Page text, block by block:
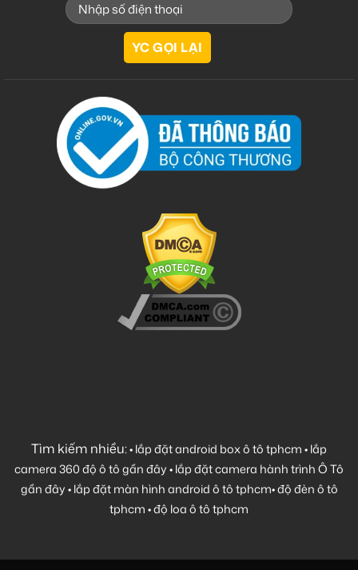
Tìm kiếm nhiều:•lắp đặt android box ô tô tphcm•lắp
camera 360 độ ô tô gần đây•lắp đặt camera hành trình Ô Tô
gần đây•lắp đặt màn hình android ô tô tphcm•độ đèn ô tô
tphcm•độ loa ô tô tphcm